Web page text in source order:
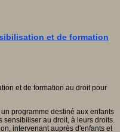
et de formation
programme destiné aux enfants
sensibiliser au droit, à leurs droits.
intervenant auprès d'enfants et